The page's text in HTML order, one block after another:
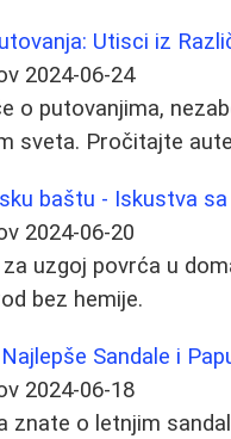
Utisci iz
2024-06-24
o putovanjima,
sveta. Pročitajte
baštu - Iskustva
2024-06-20
uzgoj povrća u
bez hemije.
Sandale i
2024-06-18
znate o letnjim